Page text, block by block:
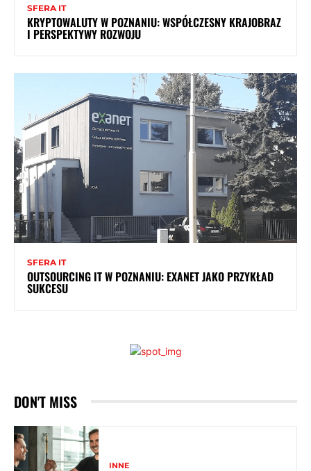
SFERA IT
KRYPTOWALUTY W POZNANIU: WSPÓŁCZESNY KRAJOBRAZ
I PERSPEKTYWY ROZWOJU
SFERA IT
OUTSOURCING IT W POZNANIU: EXANET JAKO PRZYKŁAD
SUKCESU
DON'T MISS
INNE